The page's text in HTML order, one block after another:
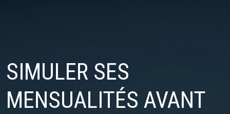
SIMULER SES
MENSUALITÉS AVANT